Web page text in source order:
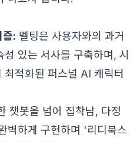
즘: 멜팅은 사용자와의 과거
있는 서사를 구축하며, 시
적화된 퍼스널 AI 캐릭터
챗봇을 넘어 집착남, 다정
벽하게 구현하며 '리디북스